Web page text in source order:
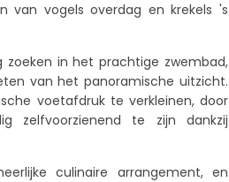
vogels overdag en krekels 's
in het prachtige zwembad,
van het panoramische uitzicht.
voetafdruk te verkleinen, door
zelfvoorzienend te zijn dankzij
culinaire arrangement, en